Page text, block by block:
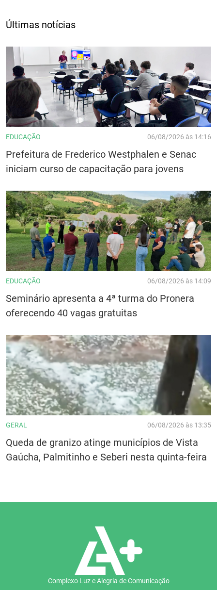
Últimas notícias
EDUCAÇÃO 06/08/2026 às 14:16
Prefeitura de Frederico Westphalen e Senac
iniciam curso de capacitação para jovens
EDUCAÇÃO 06/08/2026 às 14:09
Seminário apresenta a 4ª turma do Pronera
oferecendo 40 vagas gratuitas
GERAL 06/08/2026 às 13:35
Queda de granizo atinge municípios de Vista
Gaúcha, Palmitinho e Seberi nesta quinta-feira
Complexo Luz e Alegria de Comunicação